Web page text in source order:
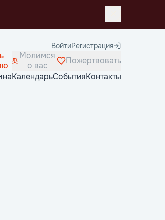
ВойтиРегистрация
Молимся
о вас
Пожертвовать
КалендарьСобытияКонтакты